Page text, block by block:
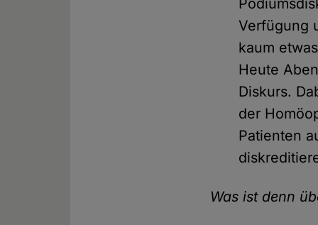
Verfügung
kaum
Heute
Diskurs.
der
Patienten
Was ist denn